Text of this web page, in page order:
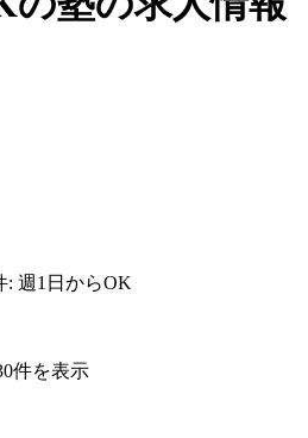
: 週1日からOK
件を表示